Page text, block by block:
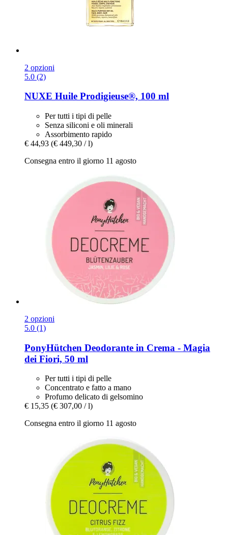
2 opzioni
5.0 (2)
NUXE Huile Prodigieuse®, 100 ml
Per tutti i tipi di pelle
Senza siliconi e oli minerali
Assorbimento rapido
€ 44,93 (€ 449,30 / l)
Consegna entro il giorno 11 agosto
2 opzioni
5.0 (1)
PonyHütchen Deodorante in Crema -​ Magia
dei Fiori, 50 ml
Per tutti i tipi di pelle
Concentrato e fatto a mano
Profumo delicato di gelsomino
€ 15,35 (€ 307,00 / l)
Consegna entro il giorno 11 agosto